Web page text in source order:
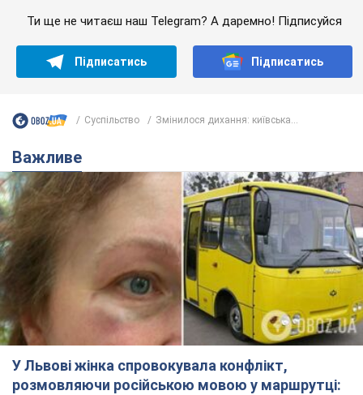
Ти ще не читаєш наш Telegram? А даремно! Підписуйся
Підписатись Підписатись
Суспільство Змінилося дихання: київська...
Важливе
У Львові жінка спровокувала конфлікт,
розмовляючи російською мовою у маршрутці: